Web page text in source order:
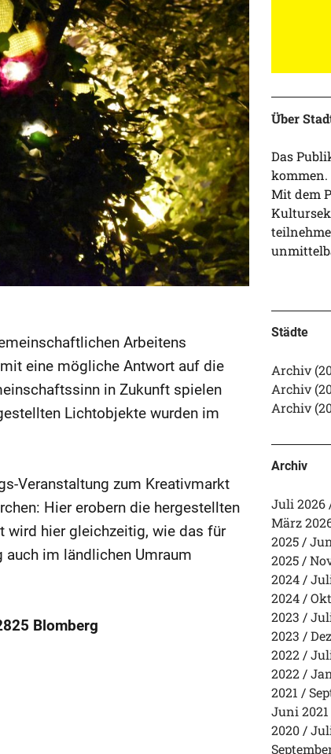
Arbeitens
eine mögliche Antwort auf die
in Zukunft spielen
Lichtobjekte wurden im
Veranstaltung zum Kreativmarkt
Hier erobern die hergestellten
wird hier gleichzeitig, wie das für
im ländlichen Umraum
Blomberg
Über
Das
kommen.
Mit dem
Städte
Archiv
Archiv
Archiv
Archiv
Juli 2026
März
2025
2025
2024
2024
2023
2023
2022
2022
2021
Juni 2021
2020